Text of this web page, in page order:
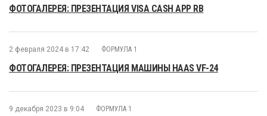
ФОТОГАЛЕРЕЯ: ПРЕЗЕНТАЦИЯ VISA CASH APP RB
2 февраля 2024 в 17:42 ФОРМУЛА 1
ФОТОГАЛЕРЕЯ: ПРЕЗЕНТАЦИЯ МАШИНЫ HAAS VF-24
9 декабря 2023 в 9:04 ФОРМУЛА 1